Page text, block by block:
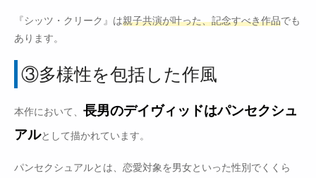
『シッツ・クリーク』は親子共演が叶った、記念すべき作品でも
あります。
③多様性を包括した作風
本作において、 長男のデイヴィッドはパンセクシュ
アルとして描かれています。
パンセクシュアルとは、恋愛対象を男女といった性別でくくら